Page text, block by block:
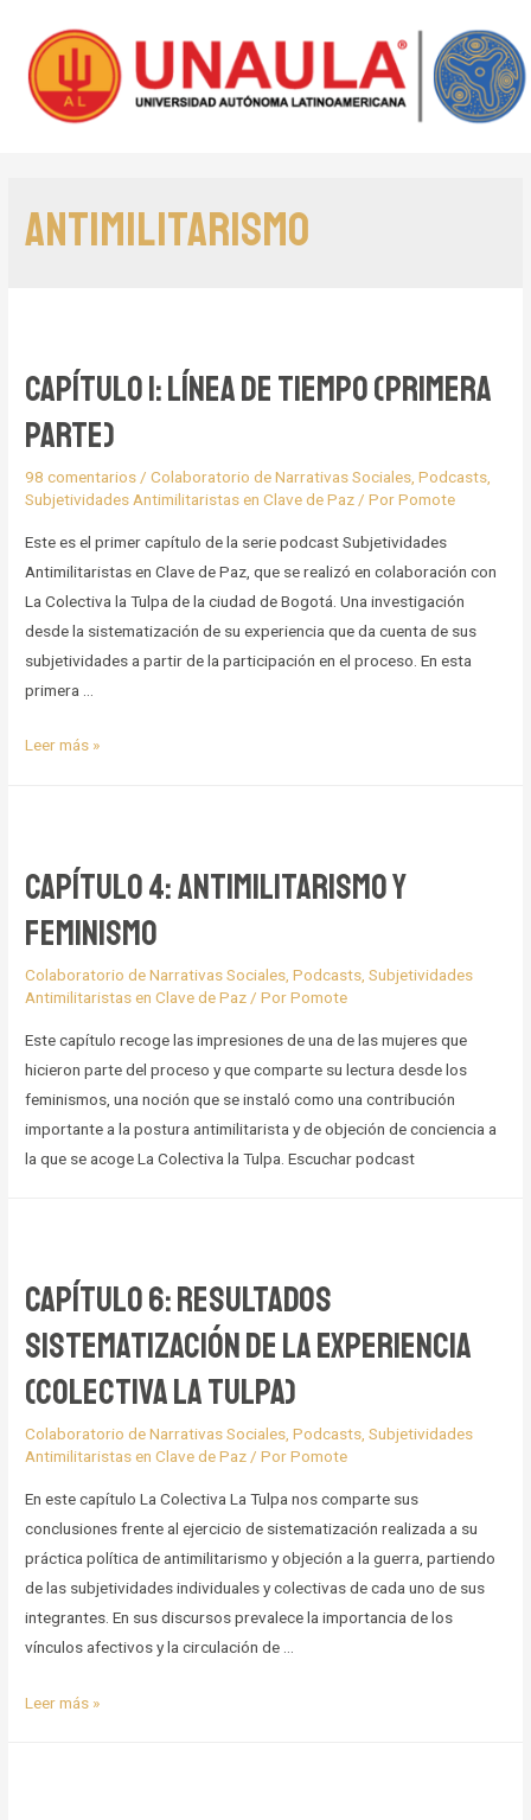
Antimilitarismo
Capítulo 1: Línea de tiempo (primera
parte)
98 comentarios /Colaboratorio de Narrativas Sociales ,Podcasts
Subjetividades Antimilitaristas en Clave de Paz / PorPomote
Este es el primer capítulo de la serie podcast Subjetividades
Antimilitaristas en Clave de Paz, que se realizó en colaboración con
La Colectiva la Tulpa de la ciudad de Bogotá. Una investigación
desde la sistematización de su experiencia que da cuenta de sus
subjetividades a partir de la participación en el proceso. En esta
primera …
Capítulo
(primera
parte)
Leer más »
Capítulo 4: Antimilitarismo y
feminismo
Colaboratorio de Narrativas Sociales ,Podcasts ,Subjetividades
Antimilitaristas en Clave de Paz / PorPomote
Este capítulo recoge las impresiones de una de las mujeres que
hicieron parte del proceso y que comparte su lectura desde los
feminismos, una noción que se instaló como una contribución
importante a la postura antimilitarista y de objeción de conciencia a
la que se acoge La Colectiva la Tulpa. Escuchar podcast
Capítulo 6: Resultados
Sistematización de la Experiencia
(Colectiva la Tulpa)
Colaboratorio de Narrativas Sociales,Podcasts,Subjetividades
Antimilitaristas en Clave de Paz/ PorPomote
En este capítulo La Colectiva La Tulpa nos comparte sus
conclusiones frente al ejercicio de sistematización realizada a su
práctica política de antimilitarismo y objeción a la guerra, partiendo
de las subjetividades individuales y colectivas de cada uno de sus
integrantes. En sus discursos prevalece la importancia de los
vínculos afectivos y la circulación de …
Capítulo
Leer más »